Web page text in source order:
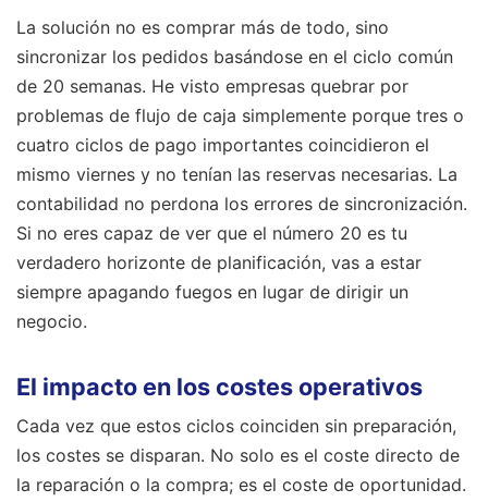
La solución no es comprar más de todo, sino
sincronizar los pedidos basándose en el ciclo común
de 20 semanas. He visto empresas quebrar por
problemas de flujo de caja simplemente porque tres o
cuatro ciclos de pago importantes coincidieron el
mismo viernes y no tenían las reservas necesarias. La
contabilidad no perdona los errores de sincronización.
Si no eres capaz de ver que el número 20 es tu
verdadero horizonte de planificación, vas a estar
siempre apagando fuegos en lugar de dirigir un
negocio.
El impacto en los costes operativos
Cada vez que estos ciclos coinciden sin preparación,
los costes se disparan. No solo es el coste directo de
la reparación o la compra; es el coste de oportunidad.